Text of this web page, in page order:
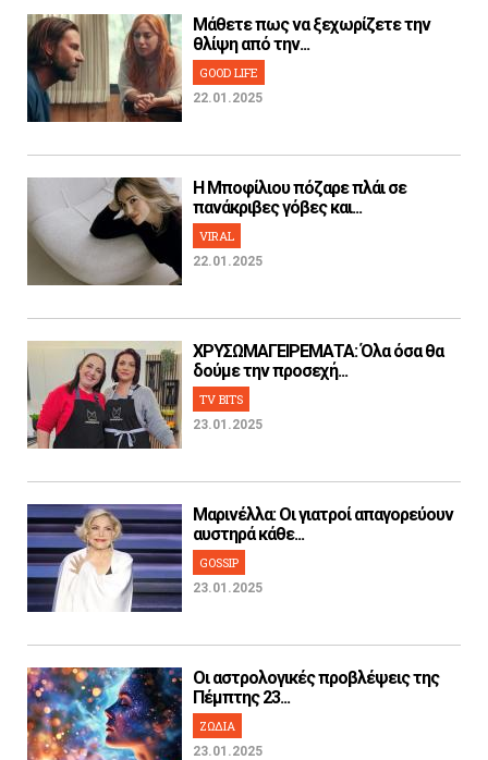
Μάθετε πως να ξεχωρίζετε την
θλίψη από την...
GOOD LIFE
22.01.2025
H Μποφίλιου πόζαρε πλάι σε
πανάκριβες γόβες και...
VIRAL
22.01.2025
ΧΡΥΣΩΜΑΓΕΙΡΕΜΑΤΑ: Όλα όσα θα
δούμε την προσεχή...
TV BITS
23.01.2025
Μαρινέλλα: Οι γιατροί απαγορεύουν
αυστηρά κάθε...
GOSSIP
23.01.2025
Οι αστρολογικές προβλέψεις της
Πέμπτης 23...
ΖΩΔΙΑ
23.01.2025